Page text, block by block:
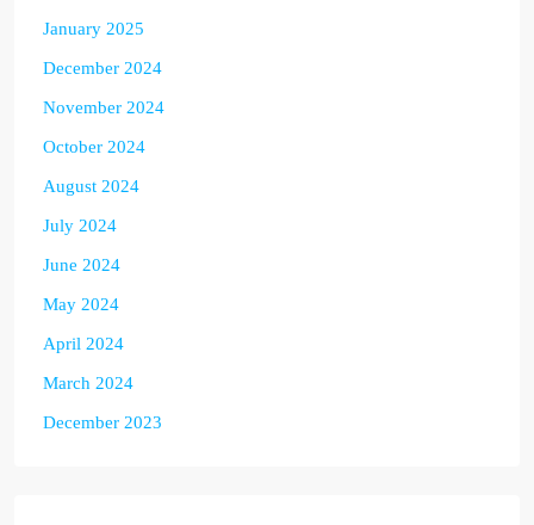
January 2025
December 2024
November 2024
October 2024
August 2024
July 2024
June 2024
May 2024
April 2024
March 2024
December 2023